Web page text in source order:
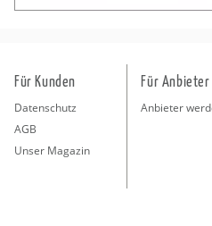
Für Kunden
Datenschutz
AGB
Unser Magazin
Für Anbieter
Anbieter